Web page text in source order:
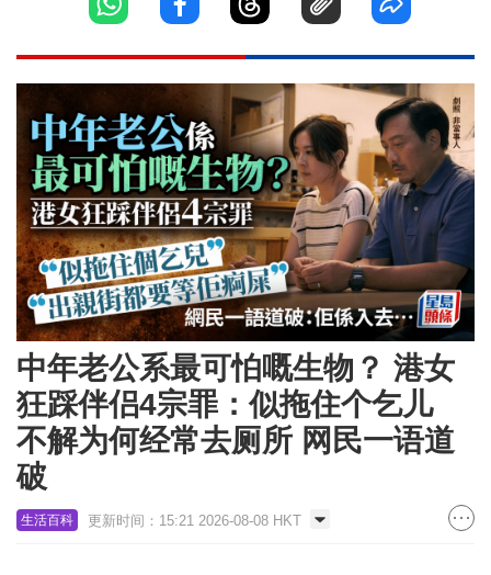
中年老公系最可怕嘅生物？ 港女
狂踩伴侣4宗罪：似拖住个乞儿
不解为何经常去厕所 网民一语道
破
生活百科 更新时间：15:21 2026-08-08 HKT